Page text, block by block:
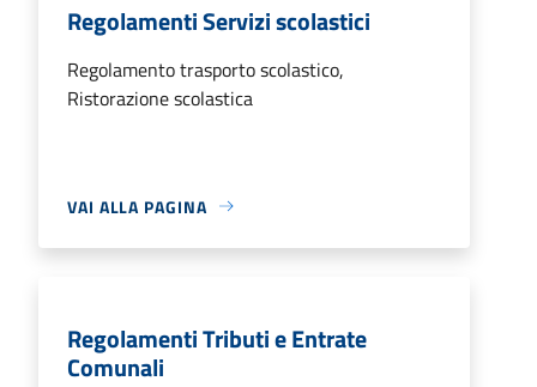
Regolamenti Servizi scolastici
Regolamento trasporto scolastico,
Ristorazione scolastica
VAI ALLA PAGINA
Regolamenti Tributi e Entrate
Comunali